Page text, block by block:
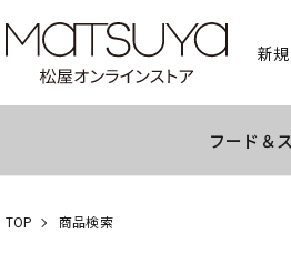
新
フード＆
TOP 商品検索